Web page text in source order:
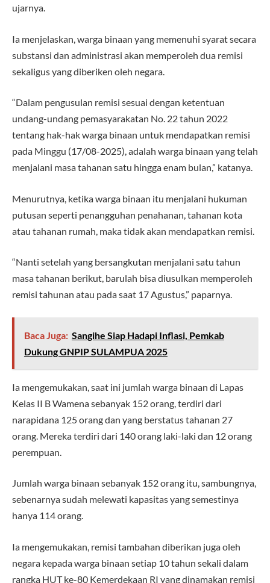
ujarnya.
Ia menjelaskan, warga binaan yang memenuhi syarat secara
substansi dan administrasi akan memperoleh dua remisi
sekaligus yang diberiken oleh negara.
“Dalam pengusulan remisi sesuai dengan ketentuan
undang-undang pemasyarakatan No. 22 tahun 2022
tentang hak-hak warga binaan untuk mendapatkan remisi
pada Minggu (17/08-2025), adalah warga binaan yang telah
menjalani masa tahanan satu hingga enam bulan,” katanya.
Menurutnya, ketika warga binaan itu menjalani hukuman
putusan seperti penangguhan penahanan, tahanan kota
atau tahanan rumah, maka tidak akan mendapatkan remisi.
“Nanti setelah yang bersangkutan menjalani satu tahun
masa tahanan berikut, barulah bisa diusulkan memperoleh
remisi tahunan atau pada saat 17 Agustus,” paparnya.
Baca Juga: Sangihe Siap Hadapi Inflasi, Pemkab
Dukung GNPIP SULAMPUA 2025
Ia mengemukakan, saat ini jumlah warga binaan di Lapas
Kelas II B Wamena sebanyak 152 orang, terdiri dari
narapidana 125 orang dan yang berstatus tahanan 27
orang. Mereka terdiri dari 140 orang laki-laki dan 12 orang
perempuan.
Jumlah warga binaan sebanyak 152 orang itu, sambungnya,
sebenarnya sudah melewati kapasitas yang semestinya
hanya 114 orang.
Ia mengemukakan, remisi tambahan diberikan juga oleh
negara kepada warga binaan setiap 10 tahun sekali dalam
rangka HUT ke-80 Kemerdekaan RI yang dinamakan remisi